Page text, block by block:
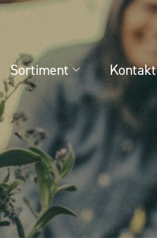
Sortiment Kontakt